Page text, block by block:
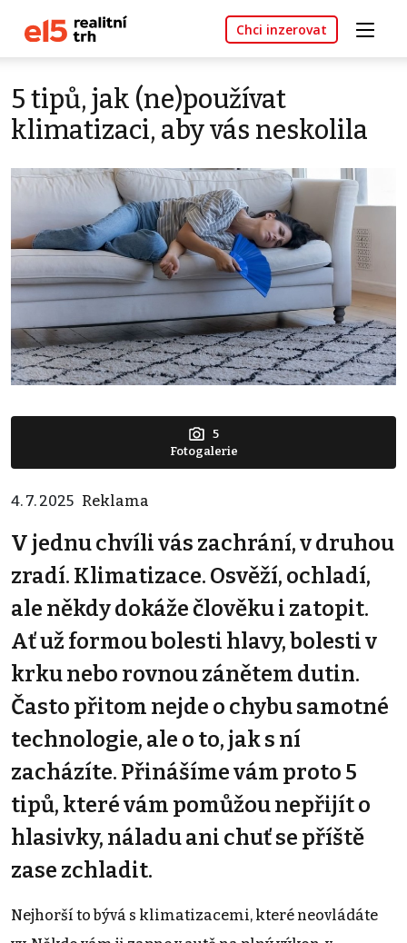
Chci inzerovat
5 tipů, jak (ne)používat
klimatizaci, aby vás neskolila
5
Fotogalerie
4. 7. 2025 Reklama
V jednu chvíli vás zachrání, v druhou
zradí. Klimatizace. Osvěží, ochladí,
ale někdy dokáže člověku i zatopit.
Ať už formou bolesti hlavy, bolesti v
krku nebo rovnou zánětem dutin.
Často přitom nejde o chybu samotné
technologie, ale o to, jak s ní
zacházíte. Přinášíme vám proto 5
tipů, které vám pomůžou nepřijít o
hlasivky, náladu ani chuť se příště
zase zchladit.
Nejhorší to bývá s klimatizacemi, které neovládáte